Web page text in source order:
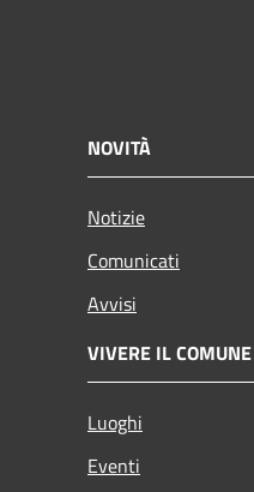
NOVITÀ
Notizie
Comunicati
Avvisi
VIVERE IL COMUNE
Luoghi
Eventi